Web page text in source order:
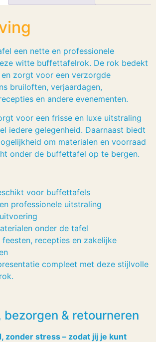
een nette en professionele
witte buffettafelrok. De rok bedekt
zorgt voor een verzorgde
bruiloften, verjaardagen,
en andere evenementen.
voor een frisse en luxe uitstraling
iedere gelegenheid. Daarnaast biedt
om materialen en voorraad
onder de buffettafel op te bergen.
voor buffettafels
professionele uitstraling
onder de tafel
feesten, recepties en zakelijke
compleet met deze stijlvolle
bezorgen & retourneren
zonder stress – zodat jij je kunt